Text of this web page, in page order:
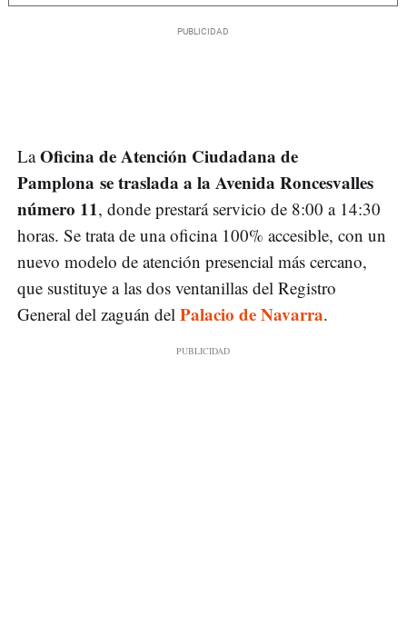
LaOficina de Atención Ciudadana de
Pamplona se traslada a la Avenida Roncesvalles
número 11, donde prestará servicio de 8:00 a 14:30
horas. Se trata de una oficina 100% accesible, con un
nuevo modelo de atención presencial más cercano,
que sustituye a las dos ventanillas del Registro
General del zaguán del Palacio de Navarra.